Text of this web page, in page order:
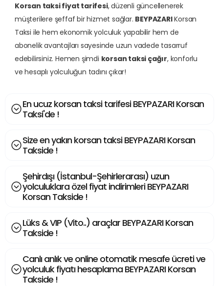
Korsan taksi fiyat tarifesi, düzenli güncellenerek
müşterilere şeffaf bir hizmet sağlar. BEYPAZARIKorsan
Taksi ile hem ekonomik yolculuk yapabilir hem de
abonelik avantajları sayesinde uzun vadede tasarruf
edebilirsiniz. Hemen şimdi korsan taksi çağır, konforlu
ve hesaplı yolculuğun tadını çıkar!
En ucuz korsan taksi tarifesi BEYPAZARI Korsan
Taksi'de !
Size en yakın korsan taksi BEYPAZARI Korsan
Takside !
Şehirdışı (İstanbul-Şehirlerarası) uzun
yolculuklara özel fiyat indirimleri BEYPAZARI
Korsan Takside !
Lüks & VIP (Vito..) araçlar BEYPAZARI Korsan
Takside !
Canlı anlık ve online otomatik mesafe ücreti ve
yolculuk fiyatı hesaplama BEYPAZARI Korsan
Takside !